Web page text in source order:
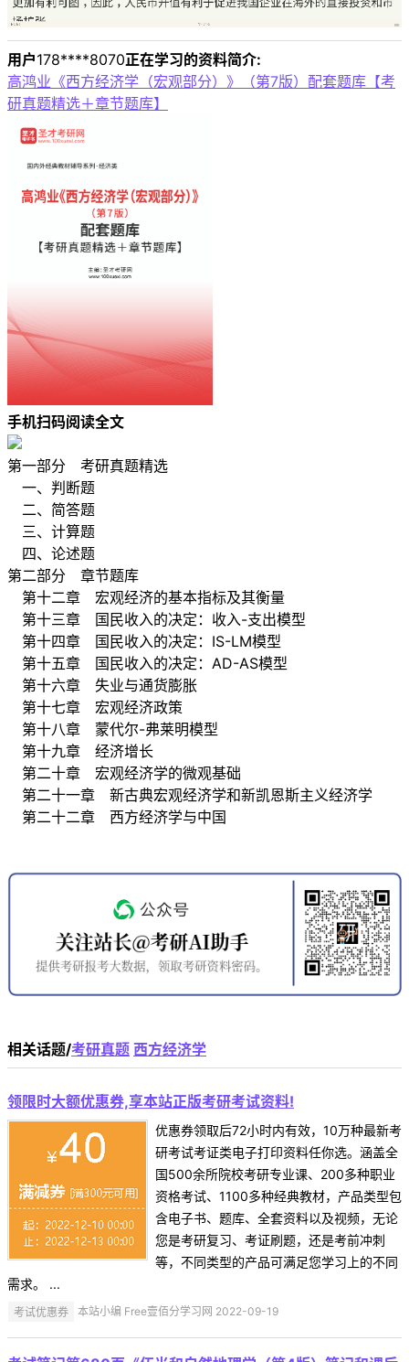
用户178****8070正在学习的资料简介:
高鸿业《西方经济学（宏观部分）》（第7版）配套题库【考
研真题精选＋章节题库】
手机扫码阅读全文
第一部分 考研真题精选
一、判断题
二、简答题
三、计算题
四、论述题
第二部分 章节题库
第十二章 宏观经济的基本指标及其衡量
第十三章 国民收入的决定：收入-支出模型
第十四章 国民收入的决定：IS-LM模型
第十五章 国民收入的决定：AD-AS模型
第十六章 失业与通货膨胀
第十七章 宏观经济政策
第十八章 蒙代尔-弗莱明模型
第十九章 经济增长
第二十章 宏观经济学的微观基础
第二十一章 新古典宏观经济学和新凯恩斯主义经济学
第二十二章 西方经济学与中国
相关话题/考研真题 西方经济学
领限时大额优惠券,享本站正版考研考试资料!
优惠券领取后72小时内有效，10万种最新考
研考试考证类电子打印资料任你选。涵盖全
国500余所院校考研专业课、200多种职业
资格考试、1100多种经典教材，产品类型包
含电子书、题库、全套资料以及视频，无论
您是考研复习、考证刷题，还是考前冲刺
等，不同类型的产品可满足您学习上的不同
需求。 ...
考试优惠券 本站小编 Free壹佰分学习网 2022-09-19